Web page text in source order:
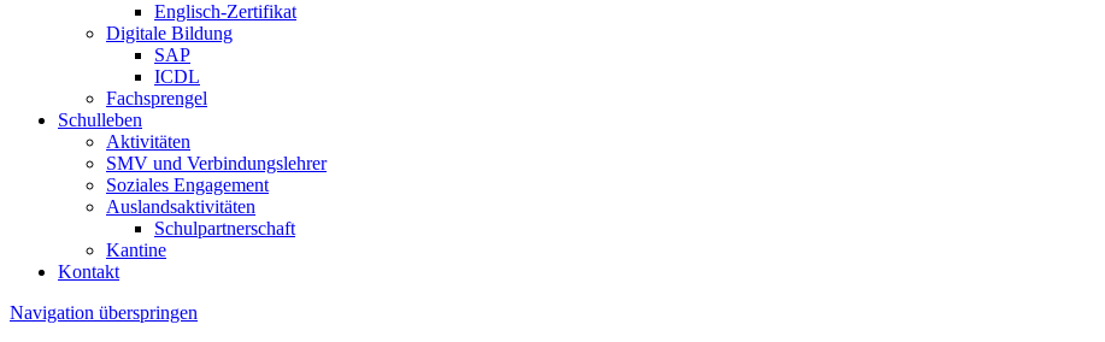
Englisch-Zertifikat
Digitale Bildung
SAP
ICDL
Fachsprengel
Schulleben
Aktivitäten
SMV und Verbindungslehrer
Soziales Engagement
Auslandsaktivitäten
Schulpartnerschaft
Kantine
Kontakt
Navigation überspringen